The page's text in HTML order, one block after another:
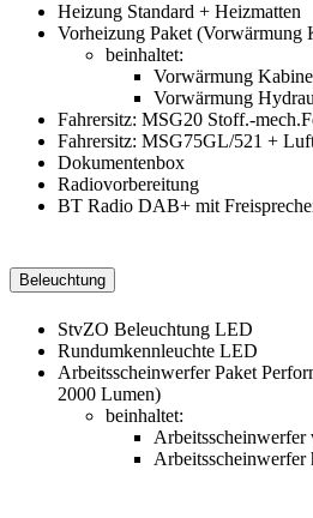
Heizung Standard + Heizmatten
Vorheizung Paket
beinhaltet:
Vorwärmung Kabine
Vorwärmung
Fahrersitz: MSG20 Stoff.-
Fahrersitz: MSG75GL/521 +
Dokumentenbox
Radiovorbereitung
BT Radio DAB+ mit
Beleuchtung
StvZO Beleuchtung LED
Rundumkennleuchte LED
Arbeitsscheinwerfer Paket
2000 Lumen)
beinhaltet: